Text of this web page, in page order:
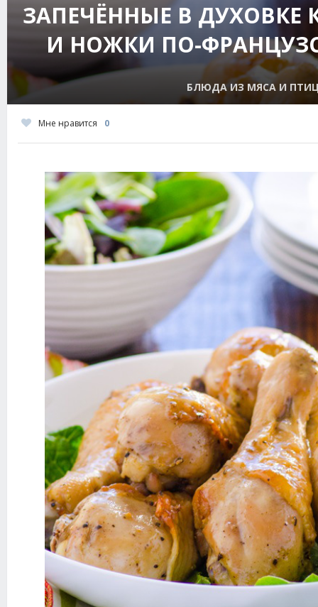
ЗАПЕЧЁННЫЕ В ДУХОВКЕ
И НОЖКИ ПО-
БЛЮДА ИЗ МЯСА И
Мне нравится 0